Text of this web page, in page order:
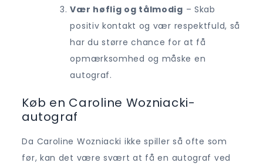
Vær høflig og tålmodig – Skab
positiv kontakt og vær respektfuld, så
har du større chance for at få
opmærksomhed og måske en
autograf.
Køb en Caroline Wozniacki-
autograf
Da Caroline Wozniacki ikke spiller så ofte som
før, kan det være svært at få en autograf ved